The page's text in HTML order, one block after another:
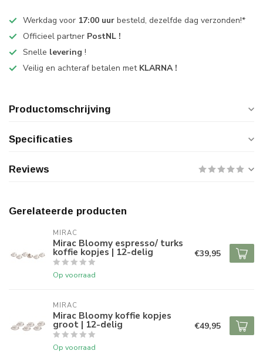
Werkdag voor 17:00 uur besteld, dezelfde dag verzonden!*
Officieel partner PostNL !
Snelle levering !
Veilig en achteraf betalen met KLARNA !
Productomschrijving
Specificaties
Reviews
Gerelateerde producten
MIRAC
Mirac Bloomy espresso/ turks
koffie kopjes | 12-delig
Op voorraad
€39,95
MIRAC
Mirac Bloomy koffie kopjes
groot | 12-delig
Op voorraad
€49,95